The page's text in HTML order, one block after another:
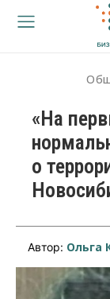
«На
о
Автор: Ольга